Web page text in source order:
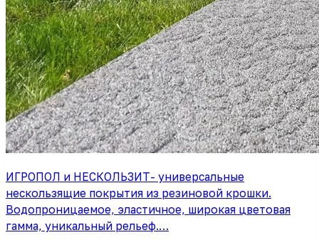
ИГРОПОЛ и НЕСКОЛЬЗИТ- универсальные
нескользящие покрытия из резиновой крошки.
Водопроницаемое, эластичное, широкая цветовая
гамма, уникальный рельеф.…